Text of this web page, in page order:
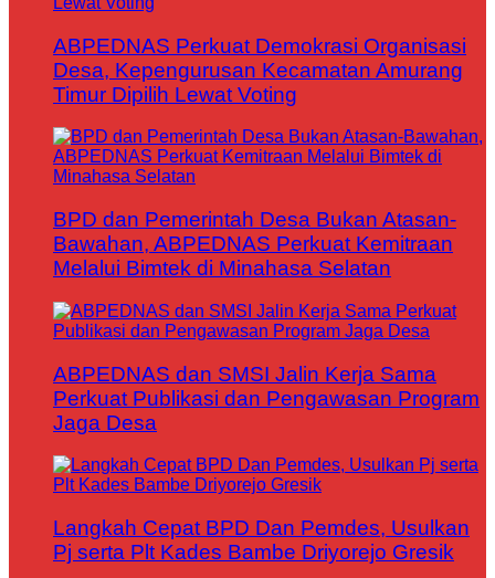
ABPEDNAS Perkuat Demokrasi Organisasi
Desa, Kepengurusan Kecamatan Amurang
Timur Dipilih Lewat Voting
BPD dan Pemerintah Desa Bukan Atasan-
Bawahan, ABPEDNAS Perkuat Kemitraan
Melalui Bimtek di Minahasa Selatan
ABPEDNAS dan SMSI Jalin Kerja Sama
Perkuat Publikasi dan Pengawasan Program
Jaga Desa
Langkah Cepat BPD Dan Pemdes, Usulkan
Pj serta Plt Kades Bambe Driyorejo Gresik